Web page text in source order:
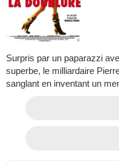
Surpris par un paparazzi
superbe, le milliardaire
sanglant en inventant un